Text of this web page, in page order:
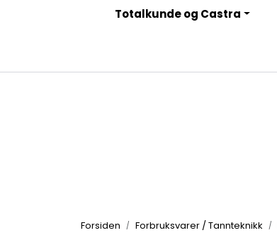
Totalkunde og Castra
Forsiden Forbruksvarer / Tannteknikk